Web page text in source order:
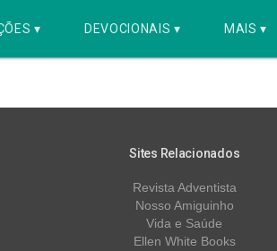
▾ DEVOCIONAIS ▾ MAIS ▾
Sites Relacionados
Revista Adventista
Nosso Amiguinho
Vida e Saúde
Ellen White Books